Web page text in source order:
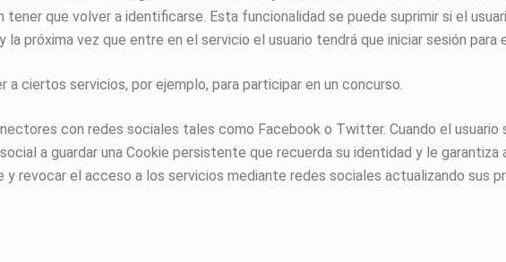
que volver a identificarse. Esta funcionalidad se puede suprimir si el
la próxima vez que entre en el servicio el usuario tendrá que iniciar sesión para
ciertos servicios, por ejemplo, para participar en un concurso.
con redes sociales tales como Facebook o Twitter. Cuando el usuario
a guardar una Cookie persistente que recuerda su identidad y le
y revocar el acceso a los servicios mediante redes sociales actualizando sus